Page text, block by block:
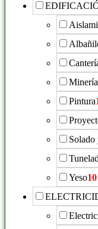
Minería
Pintura
Solado
Yeso10